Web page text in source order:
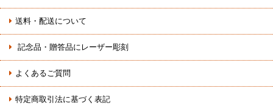
送料・配送について
記念品・贈答品にレーザー彫刻
よくあるご質問
特定商取引法に基づく表記